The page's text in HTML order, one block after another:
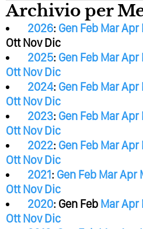
Archivio per
2026: Gen Feb MarApr
Ott Nov Dic
2025: Gen Feb MarApr
Ott Nov Dic
2024: Gen Feb MarApr
Ott Nov Dic
2023: Gen Feb MarApr
Ott Nov Dic
2022: Gen Feb MarApr
Ott Nov Dic
2021: Gen Feb MarApr
Ott Nov Dic
2020: Gen Feb MarApr
Ott Nov Dic